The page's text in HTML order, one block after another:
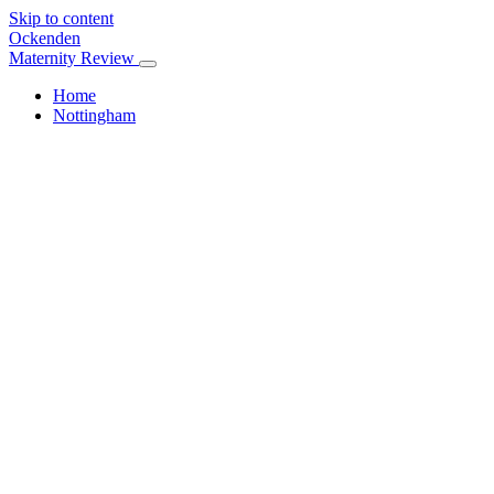
Skip to content
Ockenden
Maternity Review
Home
Nottingham